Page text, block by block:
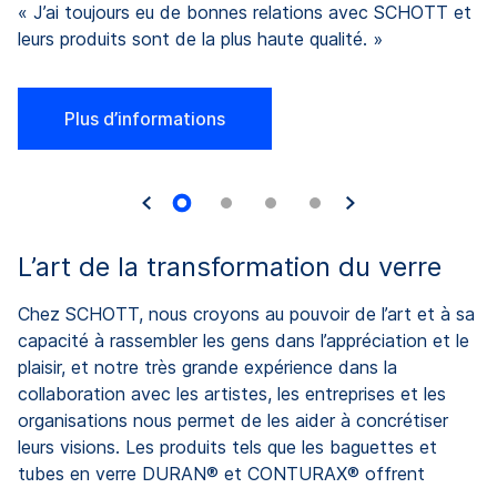
« J’ai toujours eu de bonnes relations avec SCHOTT et
leurs produits sont de la plus haute qualité. »
Plus d’informations
L’art de la transformation du verre
Chez SCHOTT, nous croyons au pouvoir de l’art et à sa
capacité à rassembler les gens dans l’appréciation et le
plaisir, et notre très grande expérience dans la
collaboration avec les artistes, les entreprises et les
organisations nous permet de les aider à concrétiser
leurs visions. Les produits tels que les baguettes et
tubes en verre DURAN® et CONTURAX® offrent